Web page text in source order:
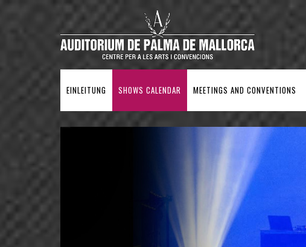
EINLEITUNG SHOWS CALENDAR MEETINGS AND CONVENTIONS